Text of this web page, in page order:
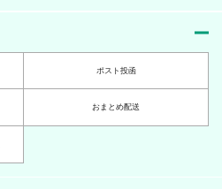
ポスト投函
おまとめ配送